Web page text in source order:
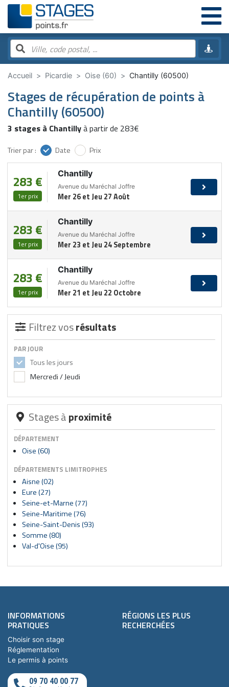
Accueil Picardie Oise (60) Chantilly (60500)
Stages de récupération de points à
Chantilly (60500)
3 stages à Chantillyà partir de 283€
Trier par : Date Prix
283 €
1er prix
Chantilly
Avenue du Maréchal Joffre
Mer 26 et Jeu 27 Août
283 €
1er prix
Chantilly
Avenue du Maréchal Joffre
Mer 23 et Jeu 24 Septembre
283 €
1er prix
Chantilly
Avenue du Maréchal Joffre
Mer 21 et Jeu 22 Octobre
Filtrez vosrésultats
PAR JOUR
Tous les jours
Mercredi / Jeudi
Stages àproximité
DÉPARTEMENT
Oise (60)
DÉPARTEMENTS LIMITROPHES
Aisne (02)
Eure (27)
Seine-et-Marne (77)
Seine-Maritime (76)
Seine-Saint-Denis (93)
Somme (80)
Val-d'Oise (95)
INFORMATIONS
PRATIQUES
Choisir son stage
Réglementation
Le permis à points
09 70 40 00 77
RÉGIONS LES PLUS
RECHERCHÉES